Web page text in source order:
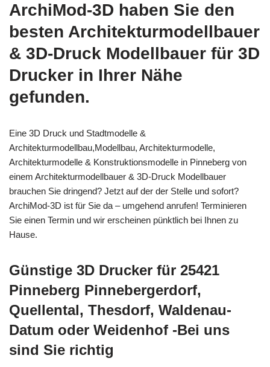
ArchiMod-3D haben Sie den
besten Architekturmodellbauer
& 3D-Druck Modellbauer für 3D
Drucker in Ihrer Nähe
gefunden.
Eine 3D Druck und Stadtmodelle &
Architekturmodellbau,Modellbau, Architekturmodelle,
Architekturmodelle & Konstruktionsmodelle in Pinneberg von
einem Architekturmodellbauer & 3D-Druck Modellbauer
brauchen Sie dringend? Jetzt auf der der Stelle und sofort?
ArchiMod-3D ist für Sie da – umgehend anrufen! Terminieren
Sie einen Termin und wir erscheinen pünktlich bei Ihnen zu
Hause.
Günstige 3D Drucker für 25421
Pinneberg Pinnebergerdorf,
Quellental, Thesdorf, Waldenau-
Datum oder Weidenhof -Bei uns
sind Sie richtig